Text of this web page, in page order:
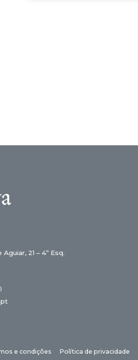
21 – 4º Esq.
e condições Política de privacidade